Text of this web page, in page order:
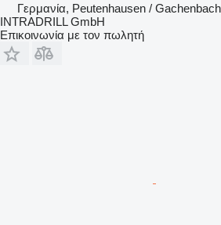
Γερμανία, Peutenhausen / Gachenbach
INTRADRILL GmbH
Επικοινωνία με τον πωλητή